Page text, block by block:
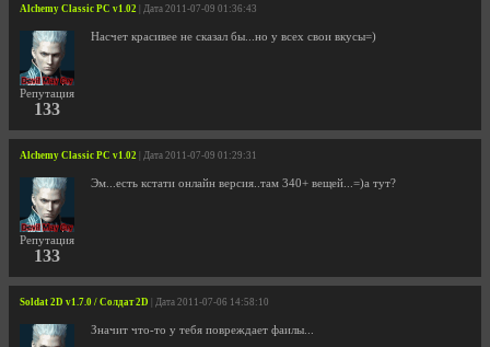
Alchemy Classic PC v1.02 | Дата 2011-07-09 01:36:43
Репутация
133
Насчет красивее не сказал бы...но у всех свои вкусы=)
Alchemy Classic PC v1.02 | Дата 2011-07-09 01:29:31
Репутация
133
Эм...есть кстати онлайн версия..там 340+ вещей...=)а тут?
Soldat 2D v1.7.0 / Солдат 2D | Дата 2011-07-06 14:58:10
Значит что-то у тебя повреждает фаилы...